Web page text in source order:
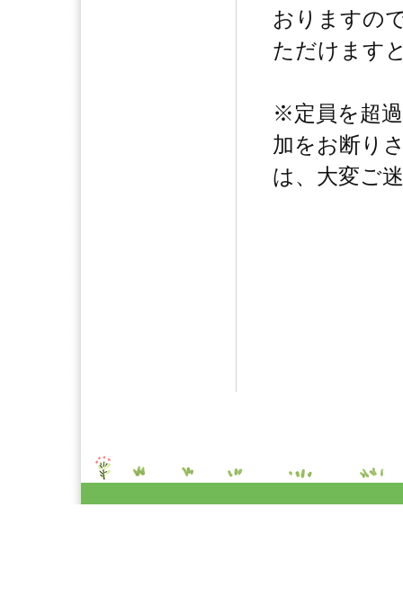
おりますの
ただけます
※定員を超
加をお断り
は、大変ご